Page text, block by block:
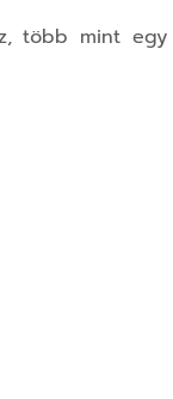
több mint egy